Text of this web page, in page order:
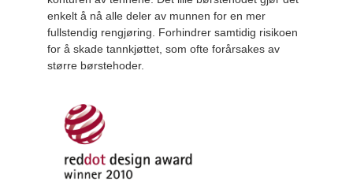
enkelt å nå alle deler av munnen for en mer
fullstendig rengjøring. Forhindrer samtidig risikoen
for å skade tannkjøttet, som ofte forårsakes av
større børstehoder.